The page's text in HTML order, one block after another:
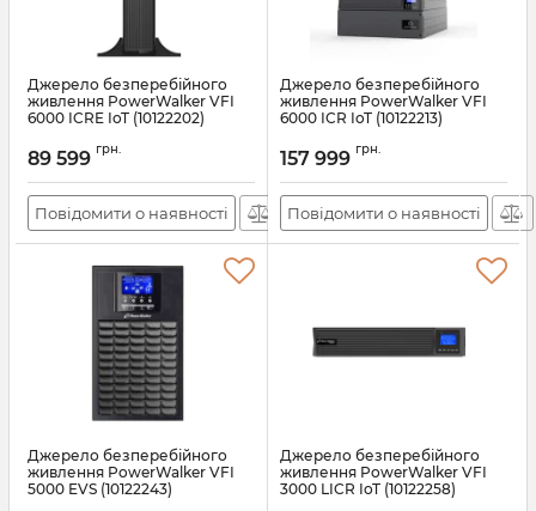
Джерело безперебійного
живлення PowerWalker VFI
6000 ICRE IoT (10122202)
89 599 грн.
Повідомити о наявності
Джерело безперебійного
живлення PowerWalker VFI
6000 ICR IoT (10122213)
157 999 грн.
Повідомити о наявності
Джерело безперебійного
живлення PowerWalker VFI
5000 EVS (10122243)
Джерело безперебійного
живлення PowerWalker VFI
3000 LICR IoT (10122258)